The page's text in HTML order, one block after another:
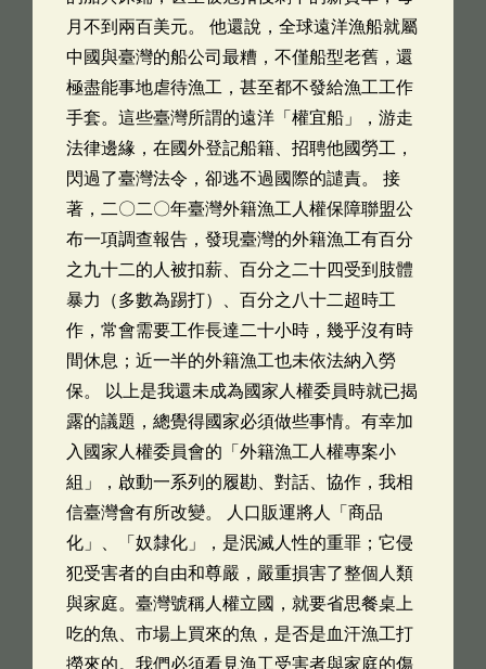
月不到兩百美元。 他還說，全球遠洋漁船就屬
中國與臺灣的船公司最糟，不僅船型老舊，還
極盡能事地虐待漁工，甚至都不發給漁工工作
手套。這些臺灣所謂的遠洋「權宜船」，游走
法律邊緣，在國外登記船籍、招聘他國勞工，
閃過了臺灣法令，卻逃不過國際的譴責。 接
著，二〇二〇年臺灣外籍漁工人權保障聯盟公
布一項調查報告，發現臺灣的外籍漁工有百分
之九十二的人被扣薪、百分之二十四受到肢體
暴力（多數為踢打）、百分之八十二超時工
作，常會需要工作長達二十小時，幾乎沒有時
間休息；近一半的外籍漁工也未依法納入勞
保。 以上是我還未成為國家人權委員時就已揭
露的議題，總覺得國家必須做些事情。有幸加
入國家人權委員會的「外籍漁工人權專案小
組」，啟動一系列的履勘、對話、協作，我相
信臺灣會有所改變。 人口販運將人「商品
化」、「奴隸化」，是泯滅人性的重罪；它侵
犯受害者的自由和尊嚴，嚴重損害了整個人類
與家庭。臺灣號稱人權立國，就要省思餐桌上
吃的魚、市場上買來的魚，是否是血汗漁工打
撈來的。我們必須看見漁工受害者與家庭的傷